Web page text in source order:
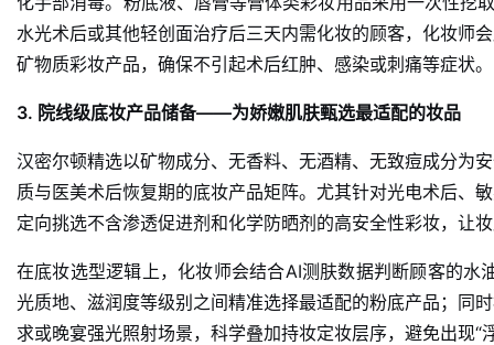
水光术后或其他轻创面治疗后三天内需化妆的顾客，化妆师
矿物质彩妆产品，确保不引起术后红肿、感染或刺痛等症状。
3. 院线级底妆产品储备——为娇嫩肌肤甄选最适配的妆品
汉密尔顿精选以矿物成分、无香料、无酒精、无致痘成分为
质与医美术后恢复期的底妆产品矩阵。尤其针对光电术后、
定向挑选不含渗透促进剂和化学防晒剂的高安全性彩妆，让
在底妆选型逻辑上，化妆师会结合AI测肤数据判断顾客的
光质地、滋润度等级别之间精准选择最适配的粉底产品；同
求或晚宴强光照射场景，科学叠加持妆定妆层序，避免出现“